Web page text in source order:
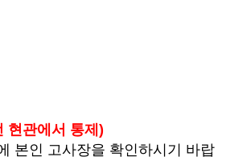
현관에서 통제)
본인 고사장을 확인하시기 바랍